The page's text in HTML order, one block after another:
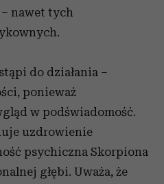
nawet tych
do działania –
ponieważ
w podświadomość.
uzdrowienie
psychiczna Skorpiona
głębi. Uważa, że